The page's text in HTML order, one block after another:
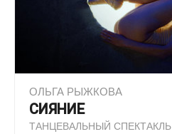
ОЛЬГА РЫЖКОВА
СИЯНИЕ
ТАНЦЕВАЛЬНЫЙ СПЕКТАКЛЬ